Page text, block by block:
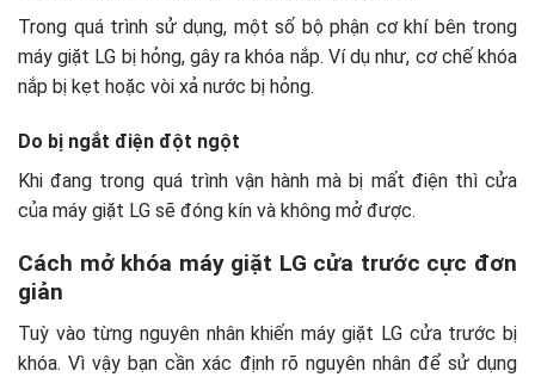
Trong quá trình sử dụng, một số bộ phận cơ khí bên trong
máy giặt LG bị hỏng, gây ra khóa nắp. Ví dụ như, cơ chế khóa
nắp bị kẹt hoặc vòi xả nước bị hỏng.
Do bị ngắt điện đột ngột
Khi đang trong quá trình vận hành mà bị mất điện thì cửa
của máy giặt LG sẽ đóng kín và không mở được.
Cách mở khóa máy giặt LG cửa trước cực đơn
giản
Tuỳ vào từng nguyên nhân khiến máy giặt LG cửa trước bị
khóa. Vì vậy bạn cần xác định rõ nguyên nhân để sử dụng